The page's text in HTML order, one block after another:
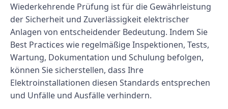
Wiederkehrende Prüfung ist für die Gewährleistung
der Sicherheit und Zuverlässigkeit elektrischer
Anlagen von entscheidender Bedeutung. Indem Sie
Best Practices wie regelmäßige Inspektionen, Tests,
Wartung, Dokumentation und Schulung befolgen,
können Sie sicherstellen, dass Ihre
Elektroinstallationen diesen Standards entsprechen
und Unfälle und Ausfälle verhindern.